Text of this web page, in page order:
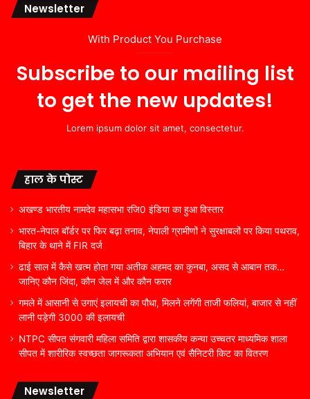
Newsletter
With Product You Purchase
Subscribe to our mailing list
to get the new updates!
Lorem ipsum dolor sit amet, consectetur.
हाल के पोस्ट
अखण्ड भारतीय नामदेव महासभा रजि0 इंडिया का हुआ विस्तार
भारत-नेपाल बॉर्डर पर फिर बढ़ा तनाव, नेपाली ग्रामीणों ने सुरक्षाबलों पर किया पथराव,
बिहार के थाने में FIR दर्ज
ढाई साल में कैसे खत्म होता गया अतीक अहमद का कुनबा, असद से आबान तक…
जानिए कौन जिंदा, कौन जेल में और कौन फरार
गमले में आसानी से उगाएं इलायची का पौधा, मिलने लगेंगी ताजी फलियां, बाजार से नहीं
लानी पड़ेगी 3000 की इलायची
NTPC सीपत संगवारी महिला समिति द्वारा शासकीय कन्या उच्चतर माध्यमिक शाला
सीपत में शारीरिक स्वच्छता जागरूकता अभियान एवं सैनिटरी किट का वितरण
Newsletter